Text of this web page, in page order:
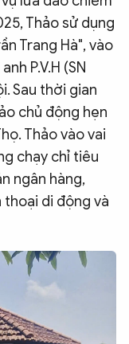
Thảo sử dụng
Trang Hà", vào
P.V.H (SN
Sau thời gian
chủ động hẹn
Thảo vào vai
chạy chỉ tiêu
ngân hàng,
di động và